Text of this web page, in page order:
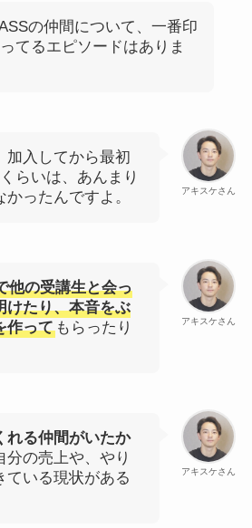
の仲間について、一番印
てるエピソードはありま
アキスケさん
加入してから最初
らいは、あんまり
ったんですよ。
アキスケさん
他の受講生と会っ
けたり、本音をぶ
作ってもらったり
アキスケさん
れる仲間がいたか
分の売上や、やり
ている現状がある